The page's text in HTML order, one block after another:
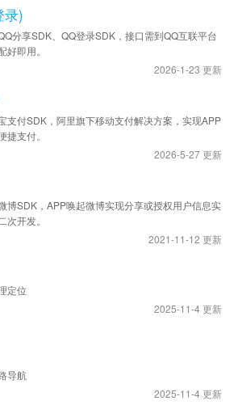
录)
分享SDK、QQ登录SDK，接口需到QQ互联平台
好即用。
2026-1-23 更新
支付SDK，阿里旗下移动支付解决方案，实现APP
支付。
2026-5-27 更新
博SDK，APP唤起微博实现分享或授权用户信息实
开发。
2021-11-12 更新
定位
2025-11-4 更新
导航
2025-11-4 更新